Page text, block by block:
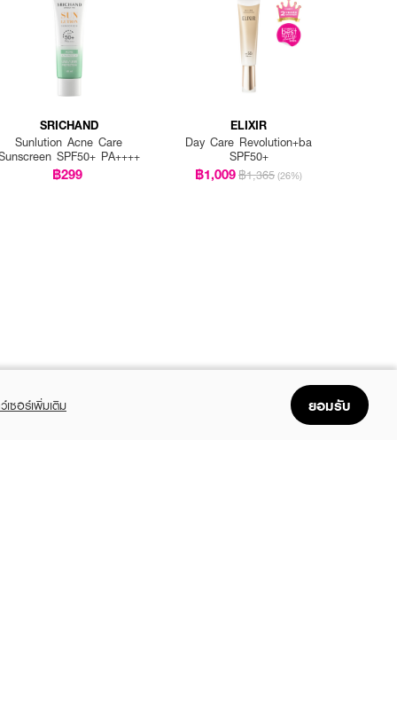
SRICHAND
Sunlution Acne Care
SPF50+ PA++++
฿299
ELIXIR
Day Care Revolution+ba
SPF50+
฿1,009฿1,365 (26%)
เซอร์เพิ่มเติม ยอมรับ